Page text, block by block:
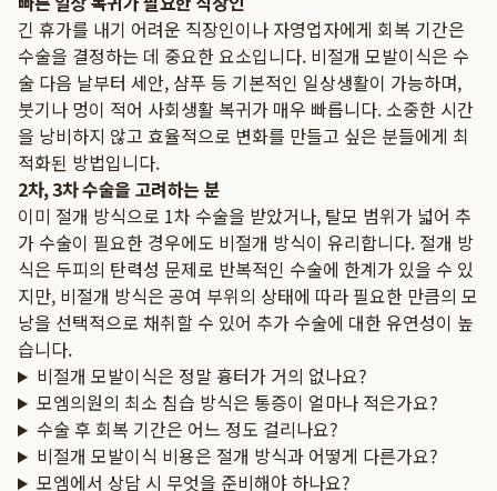
긴 휴가를 내기 어려운 직장인이나 자영업자에게 회복 기간은
수술을 결정하는 데 중요한 요소입니다. 비절개 모발이식은 수
술 다음 날부터 세안, 샴푸 등 기본적인 일상생활이 가능하며,
붓기나 멍이 적어 사회생활 복귀가 매우 빠릅니다. 소중한 시간
을 낭비하지 않고 효율적으로 변화를 만들고 싶은 분들에게 최
적화된 방법입니다.
2차, 3차 수술을 고려하는 분
이미 절개 방식으로 1차 수술을 받았거나, 탈모 범위가 넓어 추
가 수술이 필요한 경우에도 비절개 방식이 유리합니다. 절개 방
식은 두피의 탄력성 문제로 반복적인 수술에 한계가 있을 수 있
지만, 비절개 방식은 공여 부위의 상태에 따라 필요한 만큼의 모
낭을 선택적으로 채취할 수 있어 추가 수술에 대한 유연성이 높
습니다.
비절개 모발이식은 정말 흉터가 거의 없나요?
모엠의원의 최소 침습 방식은 통증이 얼마나 적은가요?
수술 후 회복 기간은 어느 정도 걸리나요?
비절개 모발이식 비용은 절개 방식과 어떻게 다른가요?
모엠에서 상담 시 무엇을 준비해야 하나요?